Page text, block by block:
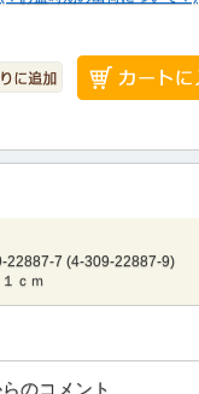
22887-7 (4-309-22887-9)
ｃｍ
のコメント